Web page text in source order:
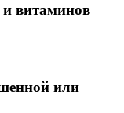
витаминов
или